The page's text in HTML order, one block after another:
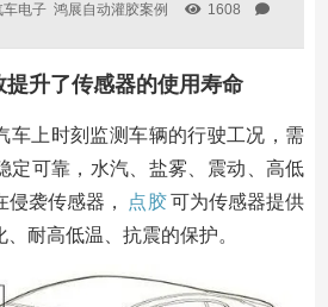
车电子 鸿展自动灌胶案例
1608
升了传感器的使用寿命
车上时刻监测车辆的行驶工况，需
定可靠，水汽、盐雾、震动、高低
袭传感器，
点胶可为传感器提供
耐高低温、抗震的保护。